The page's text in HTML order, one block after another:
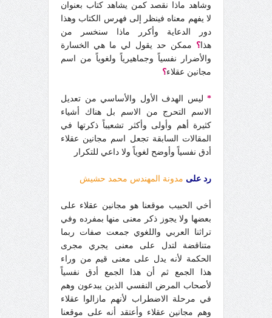
وشاهد ماذا نقصد كمن يشاهد كتاب بعنوان
لا يفهم معناه فينظر إلى فهرس الكتاب وهذا
دور الدعاية وأكرر ماذا سنخسر من
هذا ؟ ممكن حد يقول لي ما هي الخسارة
والأضرار نفسياً وجماهيرياً ولغوياً من اسم
مجانين عقلاء؟
* ليس الهدف الأول والأساسي من تعديل
الاسم التحرج من الاسم بل هناك أشياء
كثيرة أهم وأولى وأكثر تشعيباً ذكرتها في
المقالات السابقة تجعل اسم مجانين عقلاء
أدق نفسياً وأوضح لغوياً ولا داعي للتكرار
رد على مدونة المهندس محمد حشيش
أخي الحبيب موقعنا هو مجانين عقلاء على
بعضها ولا يجوز ذكر معنى منها بمفرده وفي
تراثنا العربي واللغوي جمعت صفات ربما
متناقضة لتدل على معنى يجري مجرى
الحكمة لأنه يدل على معنى قيم من وراء
هذا الجمع ثم أن هذا الجمع أدق نفسياً
لأصحاب المرض النفسي الذين يبدعون وهم
في مرحلة الاضطراب لأنهم مازالوا عقلاء
وهم مجانين عقلاء وأعتقد أنه على موقعنا